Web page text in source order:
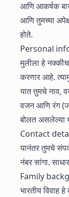
आणि आकर्षक
आणि तुमच्या
होते.
Personal
मुलीला हे
करणार आहे.
यात तुमचे नाव,
वजन आणि रंग
बोलत असलेल्या
Contact
यानंतर तुमचे
नंबर सांगा.
Family
भारतीय विवाह